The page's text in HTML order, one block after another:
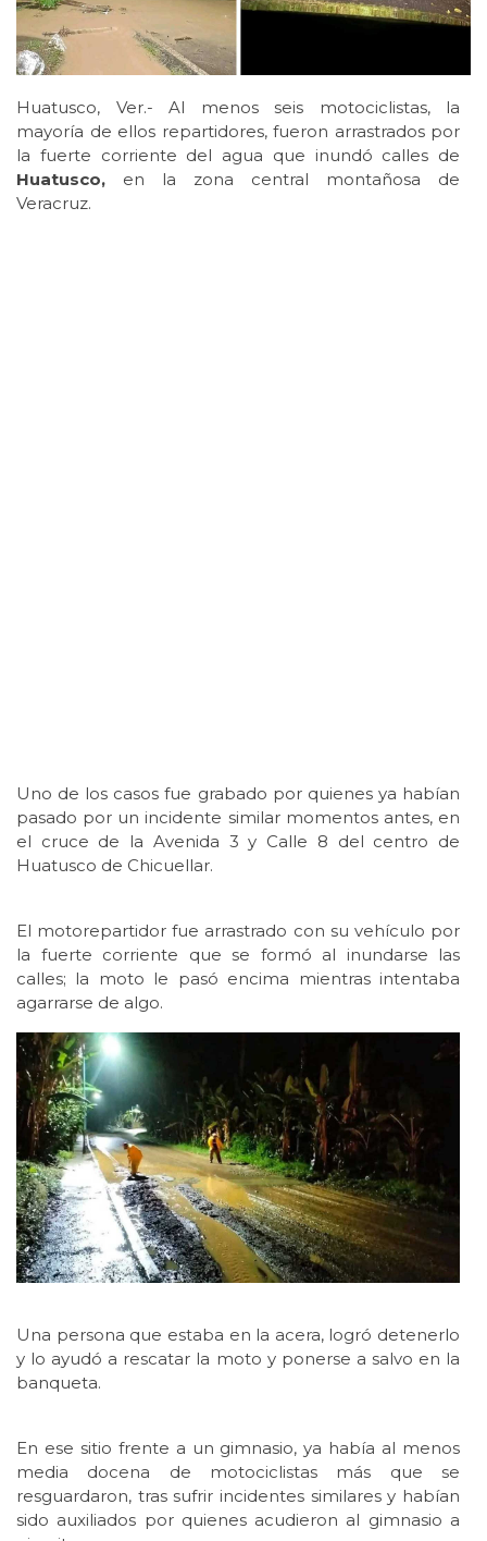
Huatusco, Ver.- Al menos seis motociclistas, la
mayoría de ellos repartidores, fueron arrastrados por
la fuerte corriente del agua que inundó calles de
Huatusco, en la zona central montañosa de
Veracruz.
Uno de los casos fue grabado por quienes ya habían
pasado por un incidente similar momentos antes, en
el cruce de la Avenida 3 y Calle 8 del centro de
Huatusco de Chicuellar.
El motorepartidor fue arrastrado con su vehículo por
la fuerte corriente que se formó al inundarse las
calles; la moto le pasó encima mientras intentaba
agarrarse de algo.
Una persona que estaba en la acera, logró detenerlo
y lo ayudó a rescatar la moto y ponerse a salvo en la
banqueta.
En ese sitio frente a un gimnasio, ya había al menos
media docena de motociclistas más que se
resguardaron, tras sufrir incidentes similares y habían
sido auxiliados por quienes acudieron al gimnasio a